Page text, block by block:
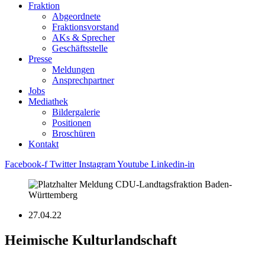
Fraktion
Abgeordnete
Fraktions­vorstand
AKs & Sprecher
Geschäftsstelle
Presse
Meldungen
Ansprechpartner
Jobs
Mediathek
Bildergalerie
Positionen
Broschüren
Kontakt
Facebook-f Twitter InstagramYoutube Linkedin-in
27.04.22
Heimische Kulturlandschaft